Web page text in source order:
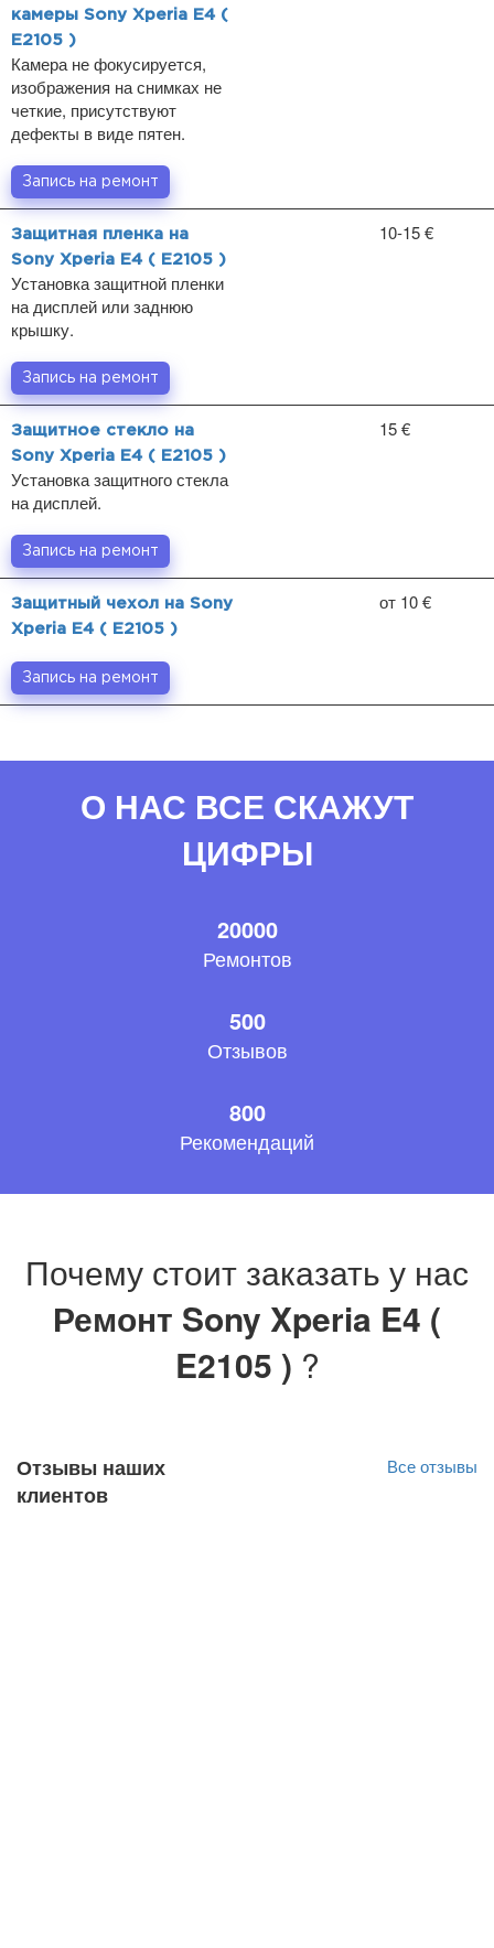
камеры Sony Xperia E4 (
E2105 )
Камера не фокусируется,
изображения на снимках не
четкие, присутствуют
дефекты в виде пятен.
Запись на ремонт
Защитная пленка на
Sony Xperia E4 ( E2105 )
Установка защитной пленки
на дисплей или заднюю
крышку.
10-15 €
Запись на ремонт
Защитное стекло на
Sony Xperia E4 ( E2105 )
Установка защитного стекла
на дисплей.
15 €
Запись на ремонт
Защитный чехол на Sony
Xperia E4 ( E2105 )
от 10 €
Запись на ремонт
О НАС ВСЕ СКАЖУТ
ЦИФРЫ
20000
Ремонтов
500
Отзывов
800
Рекомендаций
Почему стоит заказать у нас
Ремонт Sony Xperia E4 (
E2105 ) ?
Отзывы наших
клиентов
Все отзывы